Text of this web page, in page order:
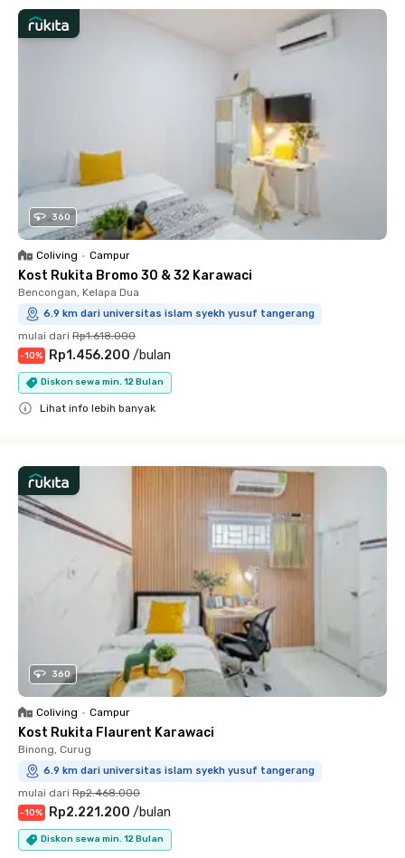
360
Coliving • Campur
Kost Rukita Bromo 30 & 32 Karawaci
Bencongan, Kelapa Dua
6.9 km dari universitas islam syekh yusuf tangerang
mulai dari Rp1.618.000
-10% Rp1.456.200 /bulan
Diskon sewa min. 12 Bulan
Lihat info lebih banyak
360
Coliving • Campur
Kost Rukita Flaurent Karawaci
Binong, Curug
6.9 km dari universitas islam syekh yusuf tangerang
mulai dari Rp2.468.000
-10% Rp2.221.200 /bulan
Diskon sewa min. 12 Bulan